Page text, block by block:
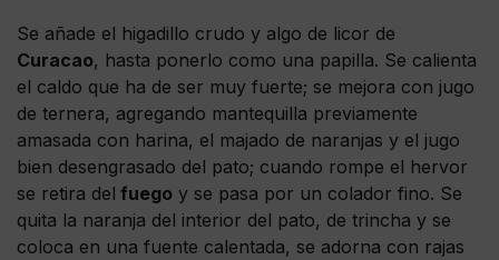
Se añade el higadillo crudo y algo de licor de
Curacao, hasta ponerlo como una papilla. Se calienta
el caldo que ha de ser muy fuerte; se mejora con jugo
de ternera, agregando mantequilla previamente
amasada con harina, el majado de naranjas y el jugo
bien desengrasado del pato; cuando rompe el hervor
se retira del fuego y se pasa por un colador fino. Se
quita la naranja del interior del pato, de trincha y se
coloca en una fuente calentada, se adorna con rajas